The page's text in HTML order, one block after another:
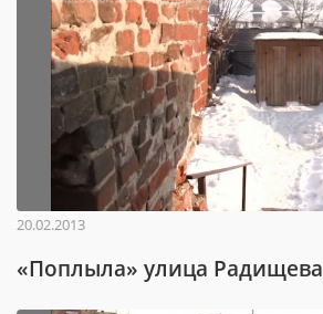
20.02.2013
«Поплыла» улица Радищева